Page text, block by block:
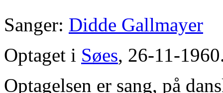
Sanger: Didde Gallmayer
Optaget i Søes, 26-11-
Optagelsen er sang, på